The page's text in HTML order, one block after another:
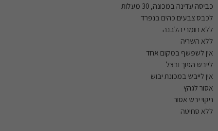
כביסה עדינה במכונה, 30 מעלות
לכבס צבעים כהים בנפרד
ללא חומרי הלבנה
ללא השריה
אין לשפשף במקום אחד
לייבש הפוך ובצל
אין לייבש במכונת יבוש
אסור לגהץ
ניקוי יבש אסור
ללא סחיטה